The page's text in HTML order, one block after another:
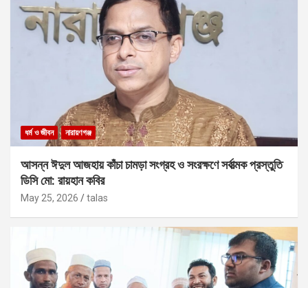
ধর্ম ও জীবন নারায়ণগঞ্জ
আসন্ন ঈদুল আজহায় কাঁচা চামড়া সংগ্রহ ও সংরক্ষণে সর্বাত্মক প্রস্তুতি
ডিসি মো: রায়হান কবির
May 25, 2026 talas